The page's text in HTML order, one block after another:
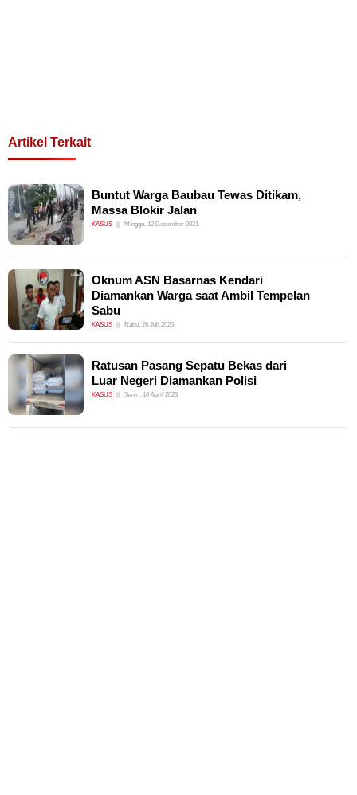
Artikel Terkait
Buntut Warga Baubau Tewas Ditikam,
Massa Blokir Jalan
KASUS Minggu, 12 Desember 2021
Oknum ASN Basarnas Kendari
Diamankan Warga saat Ambil Tempelan
Sabu
KASUS Rabu, 26 Juli 2023
Ratusan Pasang Sepatu Bekas dari
Luar Negeri Diamankan Polisi
KASUS Senin, 10 April 2023